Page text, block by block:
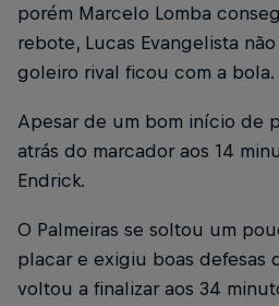
porém Marcelo Lomba
rebote, Lucas Evangelista
goleiro rival ficou com a bola.
Apesar de um bom início de
atrás do marcador aos 14
Endrick.
O Palmeiras se soltou um
placar e exigiu boas defesas
voltou a finalizar aos 34